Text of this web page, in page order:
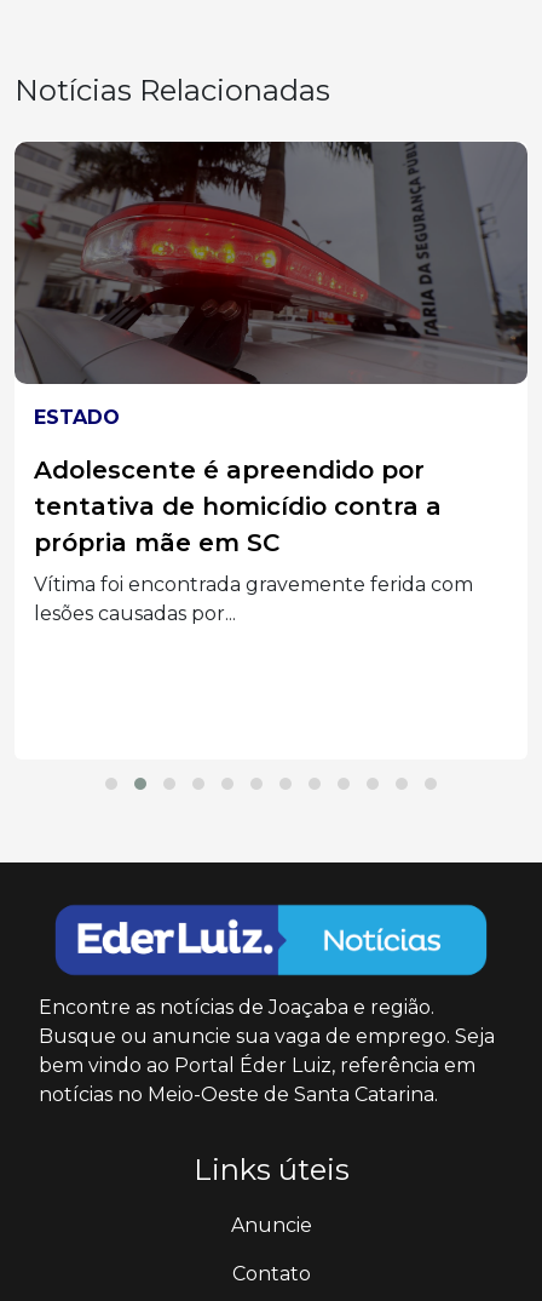
Notícias Relacionadas
ESTADO
Adolescente é apreendido por
tentativa de homicídio contra a
própria mãe em SC
Vítima foi encontrada gravemente ferida com
lesões causadas por...
Encontre as notícias de Joaçaba e região.
Busque ou anuncie sua vaga de emprego. Seja
bem vindo ao Portal Éder Luiz, referência em
notícias no Meio-Oeste de Santa Catarina.
Links úteis
Anuncie
Contato